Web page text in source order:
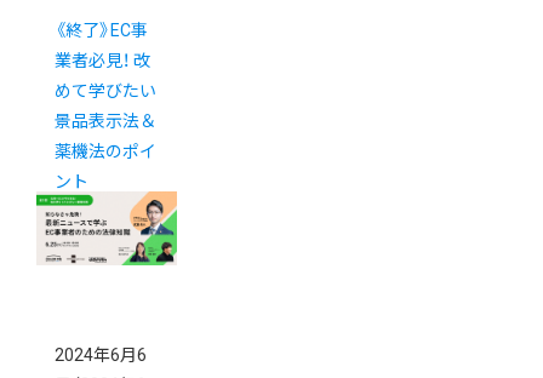
《終了》EC事
業者必見！ 改
めて学びたい
景品表示法＆
薬機法のポイ
ント
2024年6月6